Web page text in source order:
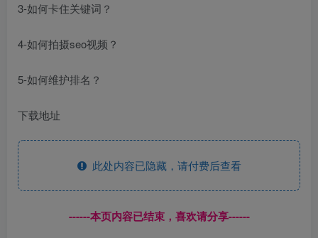
3-如何卡住关键词？
4-如何拍摄seo视频？
5-如何维护排名？
下载地址
此处内容已隐藏，请付费后查看
------本页内容已结束，喜欢请分享------